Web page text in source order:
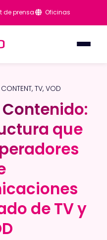
de prensa Oficinas
, TV, VOD
que
de TV y
que
de TV y